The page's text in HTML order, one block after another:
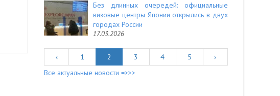
Без длинных очередей: официальные
визовые центры Японии открылись в двух
городах России
17.03.2026
‹ 1 2 3 4 5
›
Все актуальные новости =>>>